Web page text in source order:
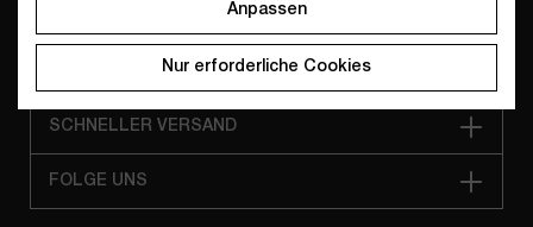
FÜR WIEDERVERKÄUFER
SICHER BEZAHLEN
SCHNELLER VERSAND
FOLGE UNS
Anpassen
Nur erforderliche Cookies